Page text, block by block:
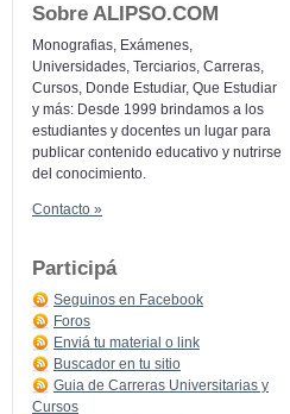
Sobre ALIPSO.COM
Monografias, Exámenes,
Universidades, Terciarios, Carreras,
Cursos, Donde Estudiar, Que Estudiar
y más: Desde 1999 brindamos a los
estudiantes y docentes un lugar para
publicar contenido educativo y nutrirse
del conocimiento.
Contacto »
Participá
Seguinos en Facebook
Foros
Enviá tu material o link
Buscador en tu sitio
Guia de Carreras Universitarias y
Cursos